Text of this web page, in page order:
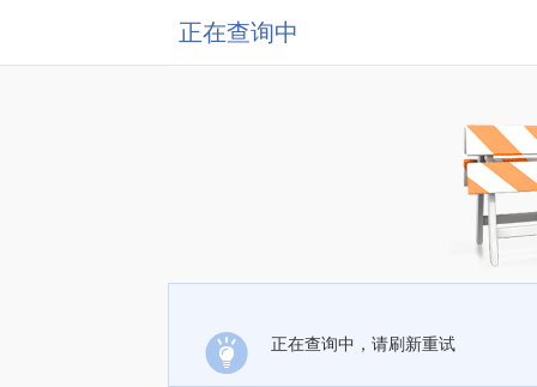
正在查询中
正在查询中，请刷新重试